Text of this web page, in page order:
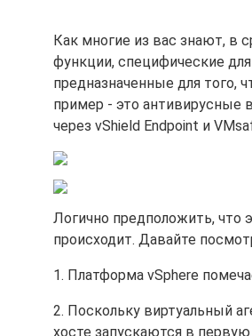
Как многие из вас знают, в
функции, специфические
предназначенные для того,
пример - это антивирусные
через vShield Endpoint и
Логично предположить, что
происходит. Давайте
1. Платформа vSphere
2. Поскольку виртуальный
хосте запускаются в